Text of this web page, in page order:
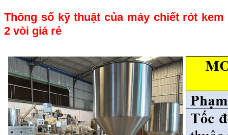
Thông số kỹ thuật của máy chiết rót kem
2 vòi giá rẻ